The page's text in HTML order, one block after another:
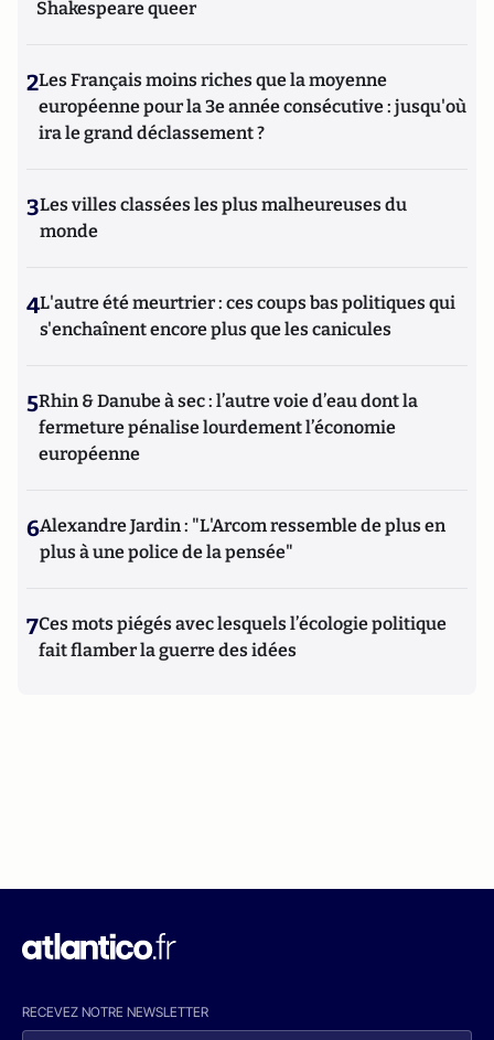
Shakespeare queer
2Les Français moins riches que la moyenne
européenne pour la 3e année consécutive : jusqu'où
ira le grand déclassement ?
3Les villes classées les plus malheureuses du
monde
4L'autre été meurtrier : ces coups bas politiques qui
s'enchaînent encore plus que les canicules
5Rhin & Danube à sec : l’autre voie d’eau dont la
fermeture pénalise lourdement l’économie
européenne
6Alexandre Jardin : "L'Arcom ressemble de plus en
plus à une police de la pensée"
7Ces mots piégés avec lesquels l’écologie politique
fait flamber la guerre des idées
RECEVEZ NOTRE NEWSLETTER